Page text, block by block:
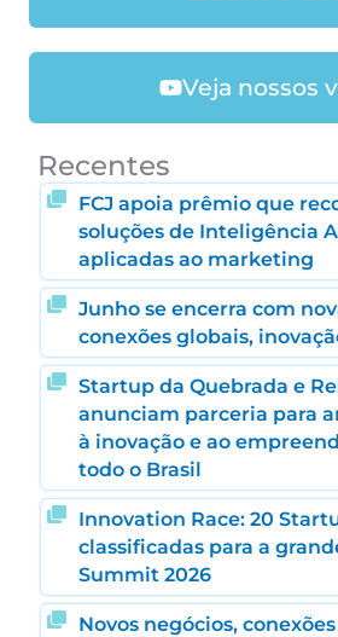
Veja nossos
Recentes
FCJ apoia prêmio que
soluções de Inteligência
aplicadas ao marketing
Junho se encerra com
conexões globais,
Startup da Quebrada e
anunciam parceria para
à inovação e ao
todo o Brasil
Innovation Race: 20
classificadas para a
Summit 2026
Novos negócios,